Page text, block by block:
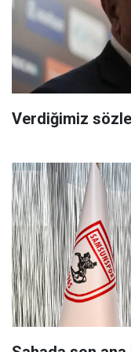
Verdiğimiz